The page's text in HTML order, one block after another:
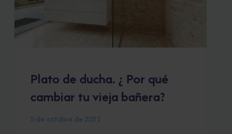
Plato de ducha. ¿ Por qué
cambiar tu vieja bañera?
5 de octubre de 2021